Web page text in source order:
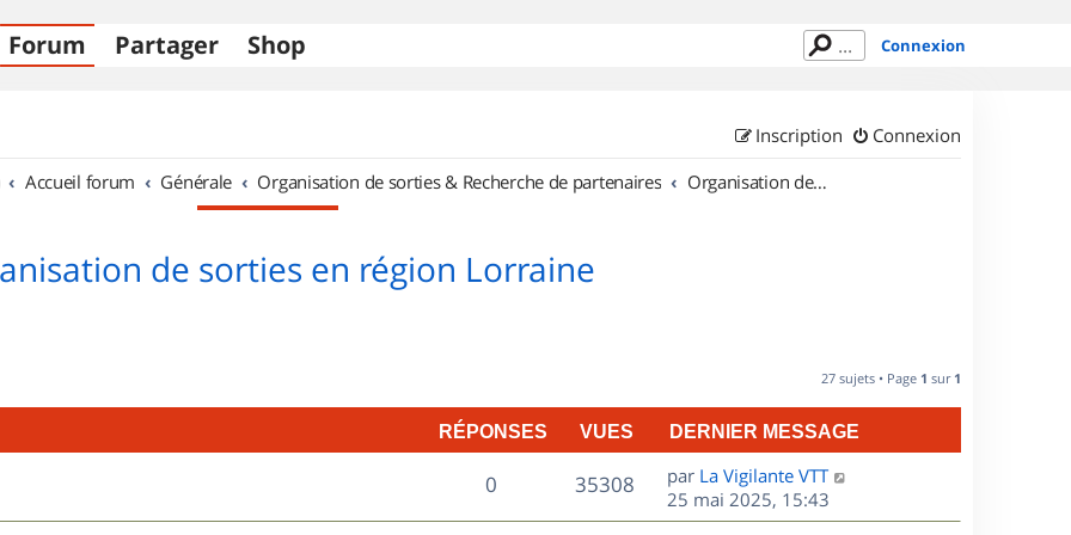
Forum Partager Shop Connexion
Connexion
Inscription
Accueil forum Générale Organisation de sorties & Recherche de partenaires Organisation de sorties en région Lorraine
de sorties en région Lorraine
27 sujets • Page 1 sur 1
RÉPONSES VUES DERNIER MESSAGE
0R
é
35308V
u
D
e
r
par La Vigilante VTT
25 mai 2025, 15:43